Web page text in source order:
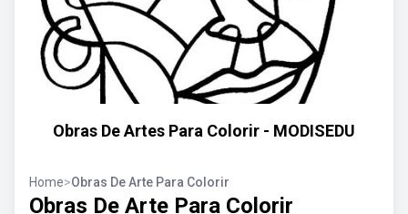
Obras De Artes Para Colorir - MODISEDU
Home>Obras De Arte Para Colorir
Obras De Arte Para Colorir